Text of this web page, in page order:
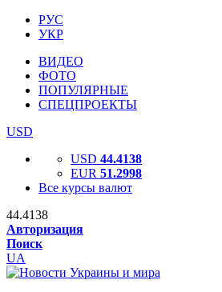
РУС
УКР
ВИДЕО
ФОТО
ПОПУЛЯРНЫЕ
СПЕЦПРОЕКТЫ
USD
USD 44.4138
EUR 51.2998
Все курсы валют
44.4138
Авторизация
Поиск
UA